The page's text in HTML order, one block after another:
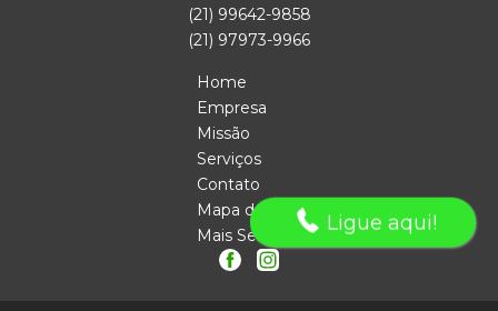
(21) 99642-9858
(21) 97973-9966
Home
Empresa
Missão
Serviços
Contato
Mapa do site
Mais Serviços
Ligue aqui!